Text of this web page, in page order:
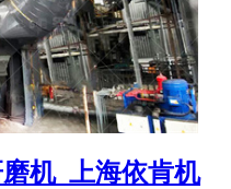
机_上海依肯机